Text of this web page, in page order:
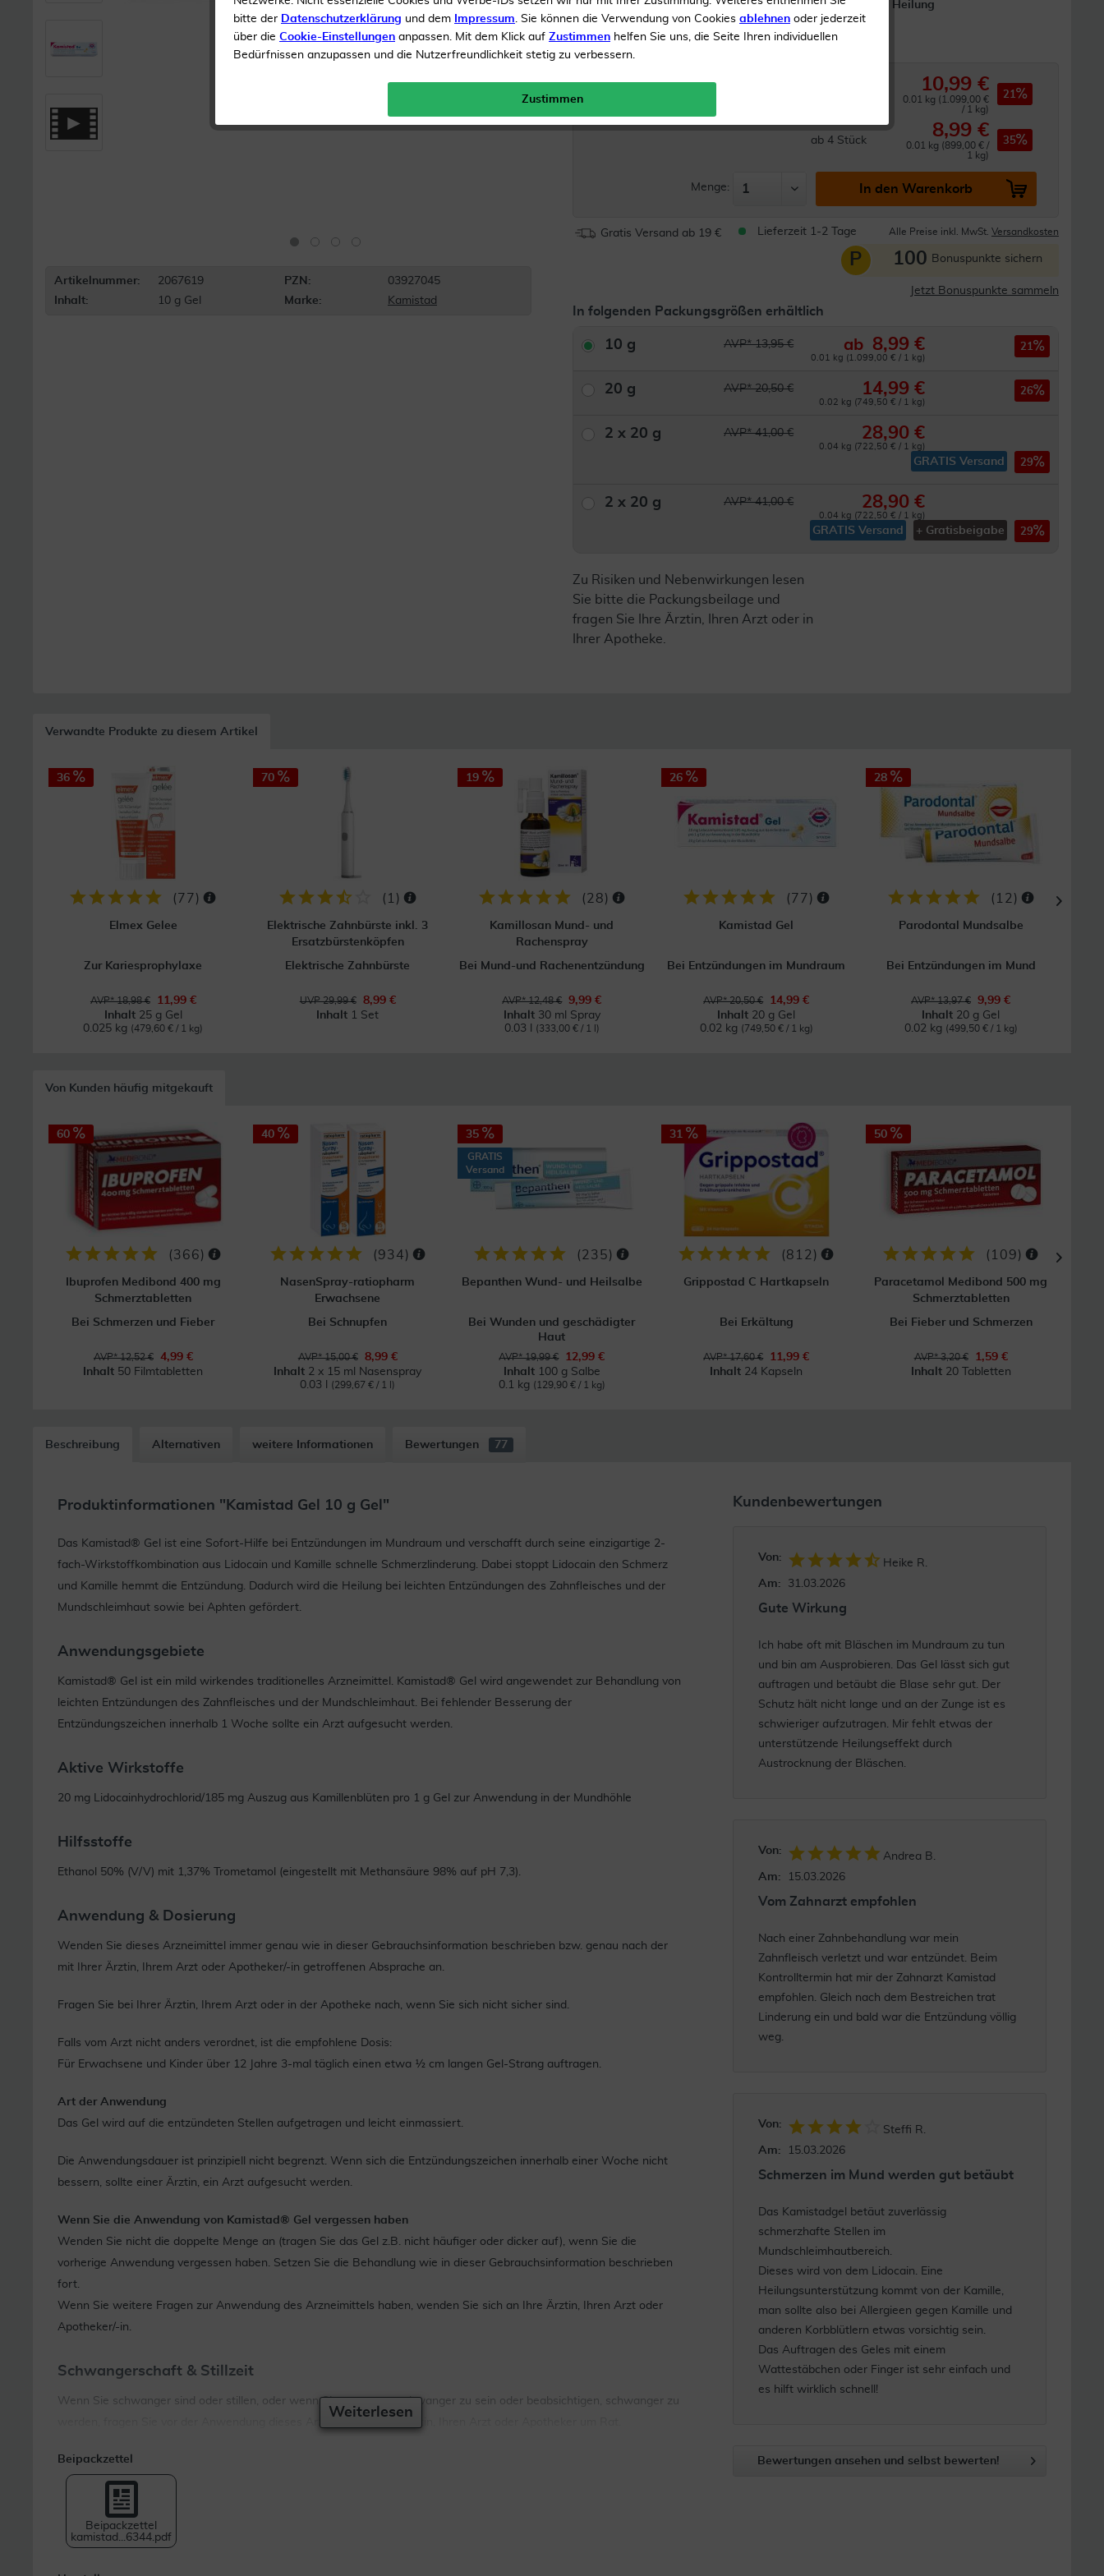
und Kamille
Fördert die Heilung
Kamistad® Gel ist ein mild wirkendes
traditionelles Arzneimittel
Artikelnummer: 2067619 PZN:
03927045
Inhalt:
10 g Gel Marke: Kamistad
Inhalt10 g Gel
10,99 €
0.01 kg (1.099,00 €
/ 1 kg)
21
ab 4Stück 8,99 €
0.01 kg (899,00 € /
1 kg)
35
Menge: In den Warenkorb
Gratis Versand ab 19 € Lieferzeit 1-2 Tage Alle Preise inkl. MwSt. Versandkosten
P 100 Bonuspunkte sichern
Jetzt Bonuspunkte sammeln
In folgenden Packungsgrößen erhältlich
10 g AVP* 13,95 € ab 8,99 €
0.01 kg (1.099,00 € / 1 kg)
21
20 g AVP* 20,50 € 14,99 €
0.02 kg (749,50 € / 1 kg)
26
2 x 20 g AVP* 41,00 € 28,90 €
0.04 kg (722,50 € / 1 kg)
GRATIS Versand 29
2 x 20 g AVP* 41,00 € 28,90 €
0.04 kg (722,50 € / 1 kg)
GRATIS Versand + Gratisbeigabe 29
Zu Risiken und Nebenwirkungen lesen
Sie bitte die Packungsbeilage und
fragen Sie Ihre Ärztin, Ihren Arzt oder in
Ihrer Apotheke.
Verwandte Produkte zu diesem Artikel
36
( 77 )
Elmex Gelee
Zur Kariesprophylaxe
AVP* 18,98 €
11,99 €
Inhalt 25 g Gel
0.025 kg (479,60 € / 1 kg)
70
( 1 )
Elektrische Zahnbürste inkl. 3
Ersatzbürstenköpfen
Elektrische Zahnbürste
UVP 29,99 €
8,99 €
Inhalt 1 Set
19
(28)
Kamillosan Mund- und
Rachenspray
Bei Mund-und Rachenentzündung
AVP* 12,48 €
9,99 €
Inhalt 30 ml Spray
0.03 l
(333,00 € / 1 l)
26
( 77 )
Kamistad Gel
Bei Entzündungen im Mundraum
AVP* 20,50 €
14,99 €
Inhalt 20 g Gel
0.02 kg (749,50 € / 1 kg)
28
( 12 )
Parodontal Mundsalbe
Bei Entzündungen im Mund
AVP* 13,97 €
9,99 €
Inhalt 20 g Gel
0.02 kg (499,50 € / 1 kg)
Von Kunden häufig mitgekauft
60
(366)
Ibuprofen Medibond 400 mg
Schmerztabletten
Bei Schmerzen und Fieber
AVP* 12,52 €
4,99 €
Inhalt 50 Filmtabletten
40
(934)
NasenSpray-ratiopharm
Erwachsene
Bei Schnupfen
AVP* 15,00 €
8,99 €
Inhalt 2 x 15 ml Nasenspray
0.03 l
(299,67 € / 1 l)
35
GRATIS
Versand
(235)
Bepanthen Wund- und Heilsalbe
Bei Wunden und geschädigter
Haut
AVP* 19,99 €
12,99 €
Inhalt 100 g Salbe
0.1 kg (129,90 € / 1 kg)
31
(812 )
Grippostad C Hartkapseln
Bei Erkältung
AVP* 17,60 €
11,99 €
Inhalt 24 Kapseln
50
( 109)
Paracetamol Medibond 500 mg
Schmerztabletten
Bei Fieber und Schmerzen
AVP* 3,20 €
1,59 €
Inhalt 20 Tabletten
Beschreibung Alternativen weitere Informationen Bewertungen 77
Produktinformationen "Kamistad Gel 10 g Gel"
Das Kamistad® Gel ist eine Sofort-Hilfe bei Entzündungen im Mundraum und verschafft durch seine einzigartige 2-
fach-Wirkstoffkombination aus Lidocain und Kamille schnelle Schmerzlinderung. Dabei stoppt Lidocain den Schmerz
und Kamille hemmt die Entzündung. Dadurch wird die Heilung bei leichten Entzündungen des Zahnfleisches und der
Mundschleimhaut sowie bei Aphten gefördert.
Anwendungsgebiete
Kamistad® Gel ist ein mild wirkendes traditionelles Arzneimittel. Kamistad® Gel wird angewendet zur Behandlung von
leichten Entzündungen des Zahnfleisches und der Mundschleimhaut. Bei fehlender Besserung der
Entzündungszeichen innerhalb 1 Woche sollte ein Arzt aufgesucht werden.
Aktive Wirkstoffe
20 mg Lidocainhydrochlorid/185 mg Auszug aus Kamillenblüten pro 1 g Gel zur Anwendung in der Mundhöhle
Hilfsstoffe
Ethanol 50% (V/V) mit 1,37% Trometamol (eingestellt mit Methansäure 98% auf pH 7,3).
Anwendung & Dosierung
Wenden Sie dieses Arzneimittel immer genau wie in dieser Gebrauchsinformation beschrieben bzw. genau nach der
mit Ihrer Ärztin, Ihrem Arzt oder Apotheker/-in getroffenen Absprache an.
Fragen Sie bei Ihrer Ärztin, Ihrem Arzt oder in der Apotheke nach, wenn Sie sich nicht sicher sind.
Falls vom Arzt nicht anders verordnet, ist die empfohlene Dosis:
Für Erwachsene und Kinder über 12 Jahre 3-mal täglich einen etwa ½ cm langen Gel-Strang auftragen.
Art der Anwendung
Das Gel wird auf die entzündeten Stellen aufgetragen und leicht einmassiert.
Die Anwendungsdauer ist prinzipiell nicht begrenzt. Wenn sich die Entzündungszeichen innerhalb einer Woche nicht
bessern, sollte einer Ärztin, ein Arzt aufgesucht werden.
Wenn Sie die Anwendung von Kamistad® Gel vergessen haben
Wenden Sie nicht die doppelte Menge an (tragen Sie das Gel z.B. nicht häufiger oder dicker auf), wenn Sie die
vorherige Anwendung vergessen haben. Setzen Sie die Behandlung wie in dieser Gebrauchsinformation beschrieben
fort.
Wenn Sie weitere Fragen zur Anwendung des Arzneimittels haben, wenden Sie sich an Ihre Ärztin, Ihren Arzt oder
Apotheker/-in.
Schwangerschaft & Stillzeit
Wenn Sie schwanger sind oder stillen, oder wenn Sie vermuten, schwanger zu sein oder beabsichtigen, schwanger zu
Da keine ausreichenden Untersuchungen vorliegen, soll Kamistad® Gel bei Schwangeren und während der Stillzeit
nicht angewendet werden.
Gegenanzeigen
Weiterlesen
Beipackzettel
Beipackzettel
kamistad...6344.pdf
Kundenbewertungen
Von:
Heike R.
Am:
31.03.2026
Gute Wirkung
Ich habe oft mit Bläschen im Mundraum zu tun
und bin am Ausprobieren. Das Gel lässt sich gut
auftragen und betäubt die Blase sehr gut. Der
Schutz hält nicht lange und an der Zunge ist es
schwieriger aufzutragen. Mir fehlt etwas der
unterstützende Heilungseffekt durch
Austrocknung der Bläschen.
Von:
Andrea B.
Am:
15.03.2026
Vom Zahnarzt empfohlen
Nach einer Zahnbehandlung war mein
Zahnfleisch verletzt und war entzündet. Beim
Kontrolltermin hat mir der Zahnarzt Kamistad
empfohlen. Gleich nach dem Bestreichen trat
Linderung ein und bald war die Entzündung völlig
weg.
Von:
Steffi R.
Am:
15.03.2026
Schmerzen im Mund werden gut betäubt
Das Kamistadgel betäut zuverlässig
schmerzhafte Stellen im
Mundschleimhautbereich.
Dieses wird von dem Lidocain. Eine
Heilungsunterstützung kommt von der Kamille,
man sollte also bei Allergieen gegen Kamille und
anderen Korbblütlern etwas vorsichtig sein.
Das Auftragen des Geles mit einem
Wattestäbchen oder Finger ist sehr einfach und
es hilft wirklich schnell!
Bewertungen ansehen und selbst bewerten!
bitte der Datenschutzerklärung und dem Impressum. Sie können die Verwendung von Cookies ablehnen oder jederzeit
über die Cookie-Einstellungen anpassen. Mit dem Klick auf Zustimmen helfen Sie uns, die Seite Ihren individuellen
Bedürfnissen anzupassen und die Nutzerfreundlichkeit stetig zu verbessern.
Zustimmen